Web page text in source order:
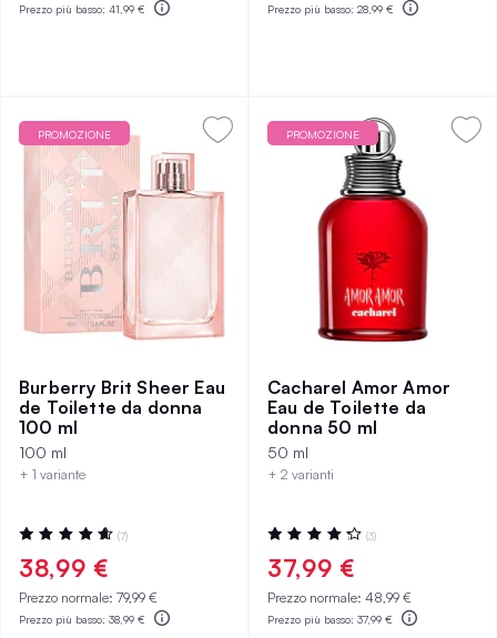
Prezzo più basso: 41,99 € Prezzo più basso: 28,99 €
PROMOZIONE
Burberry Brit Sheer Eau
de Toilette da donna
100 ml
100 ml
+ 1 variante
Valutazione:
94%
(7)
38,99 €
Prezzo normale: 79,99 €
Prezzo più basso: 38,99 €
PROMOZIONE
Cacharel Amor Amor
Eau de Toilette da
donna 50 ml
50 ml
+ 2 varianti
Valutazione:
87%
(3)
37,99 €
Prezzo normale: 48,99 €
Prezzo più basso: 37,99 €